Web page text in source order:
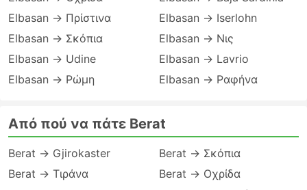
Elbasan → Πρίστινα
Elbasan → Σκόπια
Elbasan → Udine
Elbasan → Ρώμη
Elbasan → Iserlohn
Elbasan → Νις
Elbasan → Lavrio
Elbasan → Ραφήνα
Από πού να πάτε Berat
Berat → Gjirokaster
Berat → Τιράνα
Berat → Σκόπια
Berat → Οχρίδα